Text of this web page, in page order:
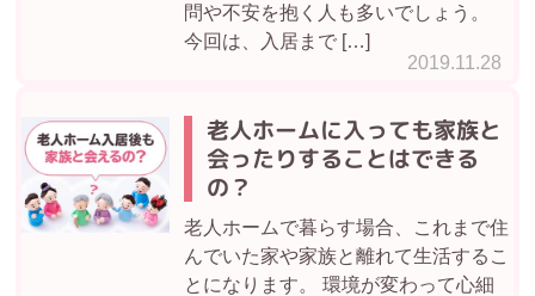
2019.11.28
問や不安を抱く人も多いでしょう。
今回は、入居まで […]
老人ホームに入っても家族と
会ったりすることはできる
の？
老人ホームで暮らす場合、これまで住
んでいた家や家族と離れて生活するこ
とになります。 環境が変わって心細